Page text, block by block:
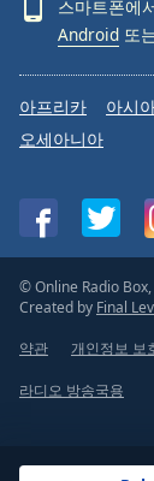
스마트폰에
Android 또
아프리카 아시
오세아니아
© Online Radio
Created by Final
약관
개인정보 보
라디오 방송국용